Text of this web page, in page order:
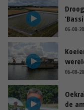
06-08-
06-08-
de